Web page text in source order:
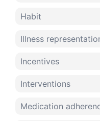
Habit
Illness
Incentives
Interventions
Medication